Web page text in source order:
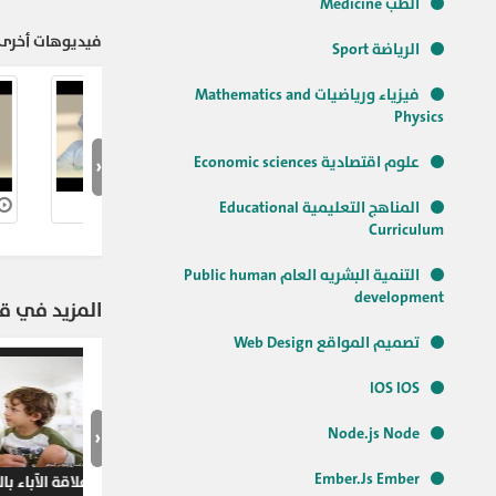
الرياضة Sport
فيزياء ورياضيات Mathematics and
Physics
علوم اقتصادية Economic sciences
المناهج التعليمية Educational
Curriculum
التنمية البشريه العام Public human
development
تصميم المواقع Web Design
IOS IOS
Node.js Node
Ember.Js Ember
فيديوهات
حلقة
‹
المزيد في
فترة
‹